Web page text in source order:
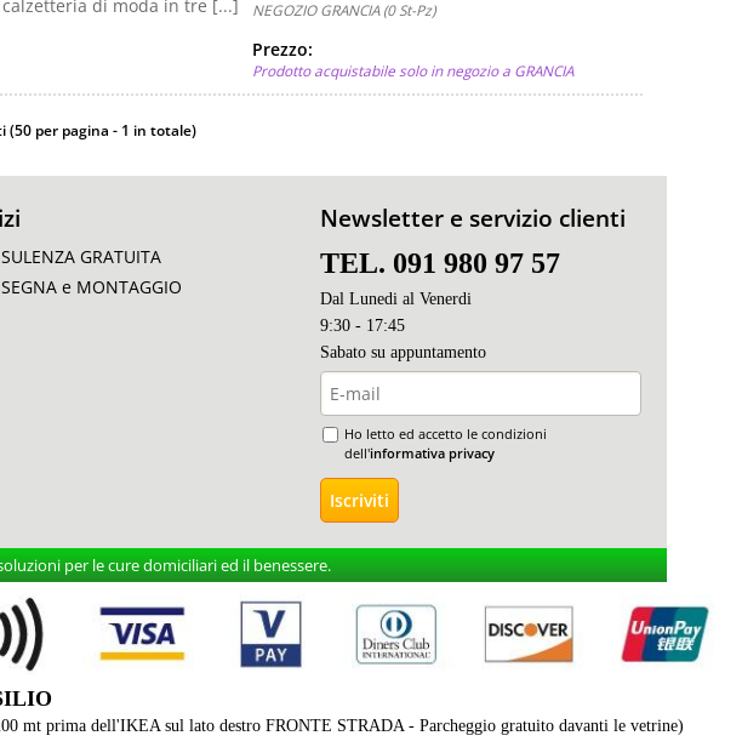
calzetteria di moda in tre [...]
NEGOZIO GRANCIA (0 St-Pz)
Prezzo:
Prodotto acquistabile solo in negozio a GRANCIA
per pagina - 1 in totale)
GRATUITA
e MONTAGGIO
Newsletter e servizio clienti
TEL. 091 980 97 57
Dal Lunedi al Venerdi
9:30 - 17:45
Sabato su appuntamento
Ho letto ed accetto le condizioni
dell'informativa privacy
per le cure domiciliari ed il benessere.
prima dell'IKEA sul lato destro FRONTE STRADA - Parcheggio gratuito davanti le vetrine)